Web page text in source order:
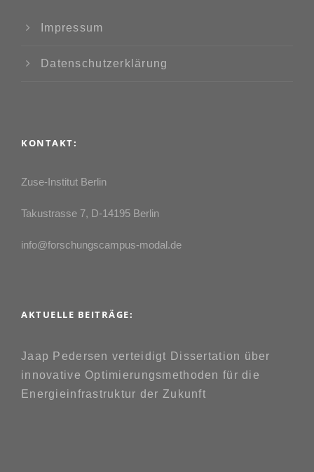
Impressum
Datenschutzerklärung
KONTAKT:
Zuse-Institut Berlin
Takustrasse 7, D-14195 Berlin
info@forschungscampus-modal.de
AKTUELLE BEITRÄGE:
Jaap Pedersen verteidigt Dissertation über
innovative Optimierungsmethoden für die
Energieinfrastruktur der Zukunft